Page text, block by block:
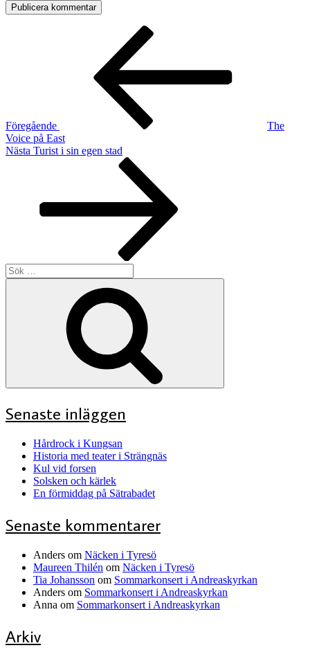
Inläggsnavigering
Föregående
The
Voice på East
Nästa
Nästa Turist i sin egen stad
Sök
efter:
Senaste inläggen
Hårdrock i Kungsan
Historia med teater i Strängnäs
Kul vid forsen
Solsken och kärlek
En förmiddag på Sätrabadet
Senaste kommentarer
Anders om Näcken i Tyresö
Maureen Thilén om Näcken i Tyresö
Tia Johansson om Sommarkonsert i Andreaskyrkan
Anders om Sommarkonsert i Andreaskyrkan
Anna om Sommarkonsert i Andreaskyrkan
Arkiv